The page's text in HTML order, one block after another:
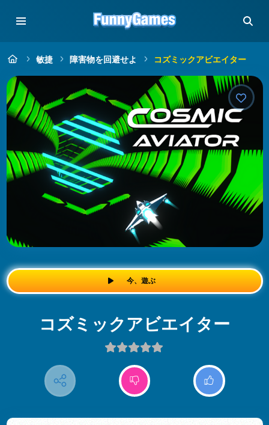
敏捷 障害物を回避せよ コズミックアビエイター
今、遊ぶ
コズミックアビエイター